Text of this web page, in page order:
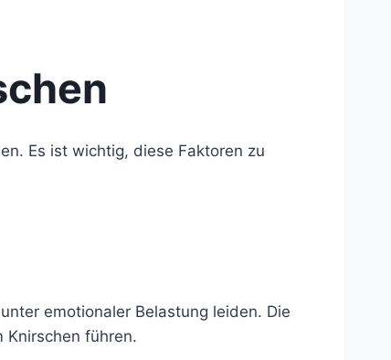
Es ist wichtig, diese Faktoren zu
emotionaler Belastung leiden. Die
Knirschen führen.